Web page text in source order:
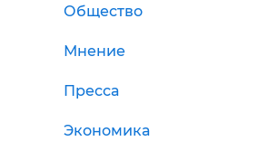
Общество
Мнение
Пресса
Экономика